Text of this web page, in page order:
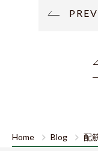
PREV
Home Blog 配